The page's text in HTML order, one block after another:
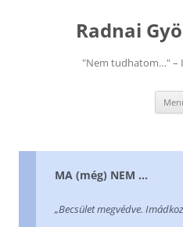
Radnai
"Nem tudhatom…" –
MA (még) NEM …
„Becsület megvédve.